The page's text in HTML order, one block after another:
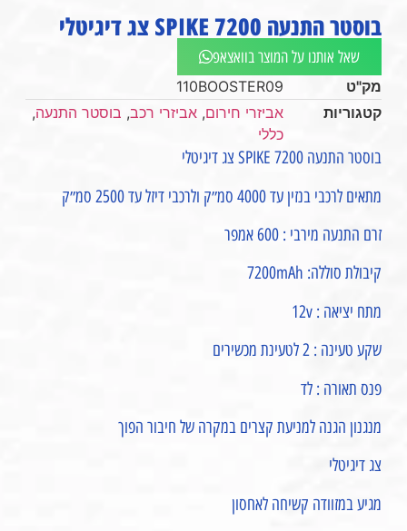
בוסטר התנעה SPIKE 7200 צג דיגיטלי
שאל אותנו על המוצר בוואצאפ
מק"ט
110BOOSTER09
קטגוריות
אביזרי חירום, אביזרי רכב, בוסטר התנעה,
כללי
בוסטר התנעה SPIKE 7200 צג דיגיטלי
מתאים לרכבי בנזין עד 4000 סמ״ק ולרכבי דיזל עד 2500 סמ״ק
זרם התנעה מירבי : 600 אמפר
קיבולת סוללה: 7200mAh
מתח יציאה : 12v
שקע טעינה : 2 לטעינת מכשירים
פנס תאורה : לד
מנגנון הגנה למניעת קצרים במקרה של חיבור הפוך
צג דיגיטלי
מגיע במזוודה קשיחה לאחסון